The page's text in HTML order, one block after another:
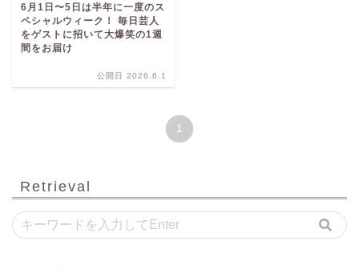
6月1日〜5日は半年に一度のス
ペシャルウィーク！ 毎日芸人
をゲストに招いて大爆笑の1週
間をお届け
公開日 2026.6.1
1
Retrieval